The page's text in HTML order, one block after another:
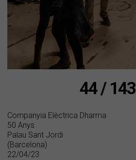
44 / 143
Companyia Elèctrica Dharma
50 Anys
Palau Sant Jordi
(Barcelona)
22/04/23